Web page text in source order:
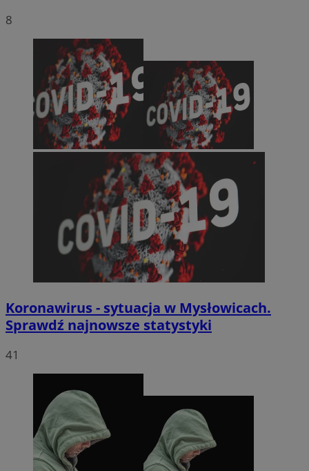
8
Koronawirus - sytuacja w Mysłowicach.
Sprawdź najnowsze statystyki
41